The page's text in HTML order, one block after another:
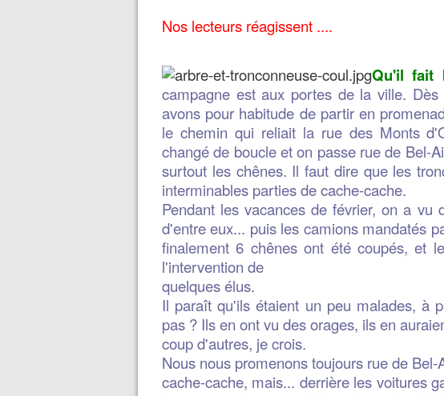
Nos lecteurs réagissent ....
Qu'il fait
campagne est aux portes de la ville.
avons pour habitude de partir en
le chemin qui reliait la rue des Monts
changé de boucle et on passe rue de Bel-
surtout les chênes. Il faut dire que les
interminables parties de cache-cache.
Pendant les vacances de février, on a vu
d'entre eux... puis les camions mandatés
finalement 6 chênes ont été coupés, et
l'intervention de
quelques élus.
Il paraît qu'ils étaient un peu malades, à
pas ? Ils en ont vu des orages, ils en
coup d'autres, je crois.
Nous nous promenons toujours rue de
cache-cache, mais... derrière les voitures